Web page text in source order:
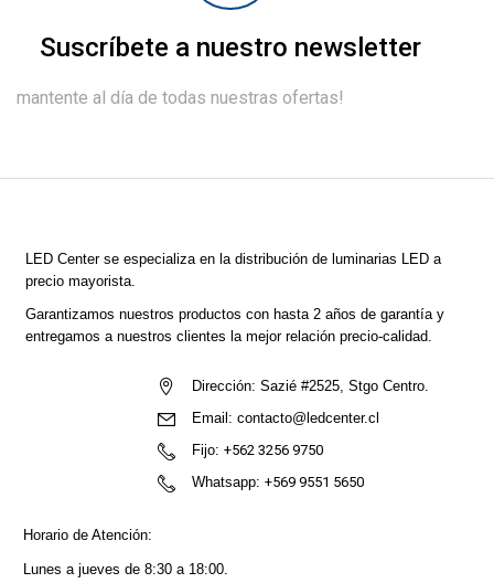
Suscríbete a nuestro newsletter
mantente al día de todas nuestras ofertas!
LED Centerse especializa en la distribución de luminarias LED a
precio mayorista.
Garantizamos nuestros productos con hasta 2 años de garantía y
entregamos a nuestros clientes la mejor relación precio-calidad.
Dirección: Sazié #2525, Stgo Centro.
Email: contacto@ledcenter.cl
Fijo: +562 3256 9750
Whatsapp: +569 9551 5650
Horario de Atención:
Lunes a jueves de 8:30 a 18:00.